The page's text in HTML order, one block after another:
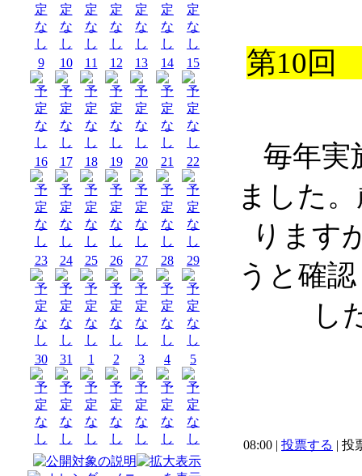
9 10 11 12 13 14 15
16 17 18 19 20 21 22
23 24 25 26 27 28 29
30 31 1 2 3 4 5
第10回
毎年実
ました
ります
うと確
08:00 | 投票する | 投